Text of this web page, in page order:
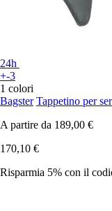
24h
+-3
1 colori
Bagster Tappetino per
A partire da 189,00 €
170,10 €
Risparmia 5% con il